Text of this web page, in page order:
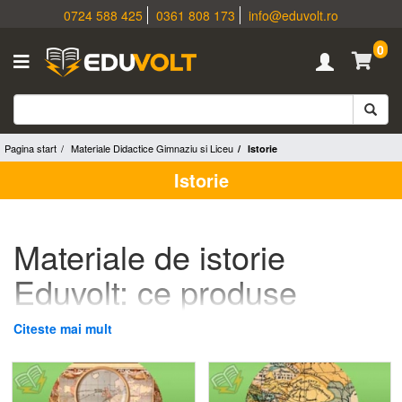
0724 588 425 0361 808 173
info@eduvolt.ro
0
Pagina start Materiale Didactice Gimnaziu si Liceu Istorie
Istorie
Materiale de istorie
Eduvolt: ce produse
folosești la predarea
istoriei la gimnaziu și
Citeste mai mult